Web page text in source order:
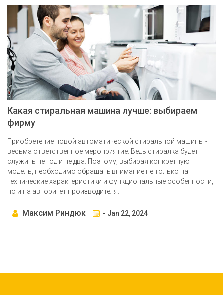
Какая стиральная машина лучше: выбираем
фирму
Приобретение новой автоматической стиральной машины -
весьма ответственное мероприятие. Ведь стиралка будет
служить не год и не два. Поэтому, выбирая конкретную
модель, необходимо обращать внимание не только на
технические характеристики и функциональные особенности,
но и на авторитет производителя.
Максим Риндюк - Jan 22, 2024